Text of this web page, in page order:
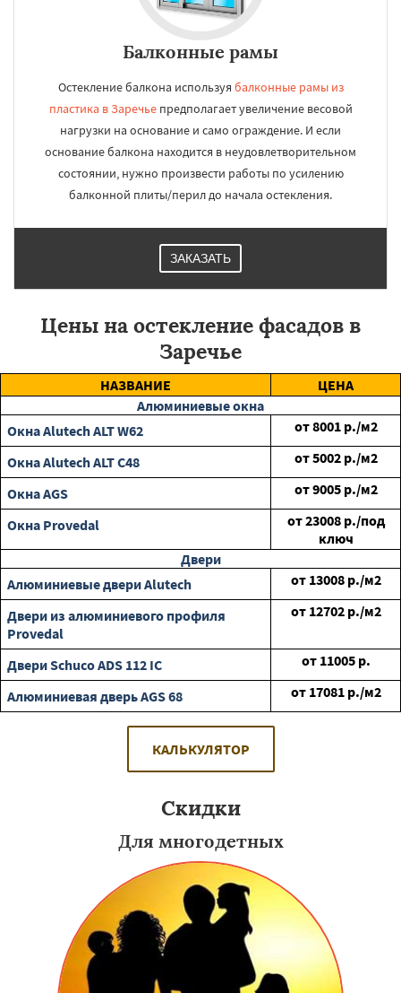
Балконные рамы
Остекление балкона используя балконные рамы из
пластика в Заречьепредполагает увеличение весовой
нагрузки на основание и само ограждение. И если
основание балкона находится в неудовлетворительном
состоянии, нужно произвести работы по усилению
балконной плиты/перил до начала остекления.
ЗАКАЗАТЬ
Цены на остекление фасадов в
Заречье
НАЗВАНИЕ
ЦЕНА
Алюминиевые окна
Окна Alutech ALT W62
от8001 р./м2
Окна Alutech ALT C48
от5002 р./м2
Окна AGS
от9005 р./м2
Окна Provedal
от23008 р./под
ключ
Двери
Алюминиевые двери Alutech
от 13008 р./м2
Двери из алюминиевого профиля
Provedal
от 12702 р./м2
Двери Schuco ADS 112 IC от 11005 р.
Алюминиевая дверь AGS 68
от 17081 р./м2
КАЛЬКУЛЯТОР
Скидки
Для многодетных